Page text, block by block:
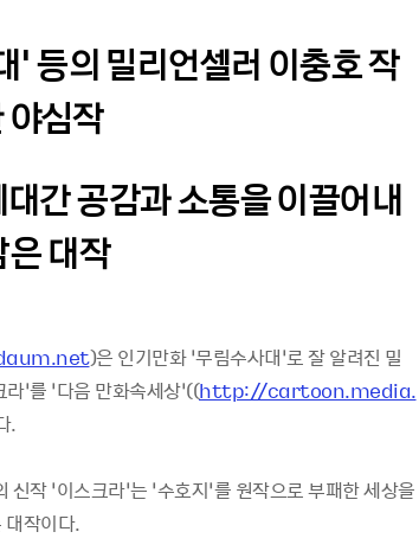
’ 등의 밀리언셀러 이충호 작
야심작
간 공감과 소통을 이끌어내
대작
)은 인기만화 ‘무림수사대’로 잘 알려진 밀
’를 ‘다음 만화속세상’((http://cartoon.media.
.
작 ‘이스크라’는 ‘수호지’를 원작으로 부패한 세상을
대작이다.